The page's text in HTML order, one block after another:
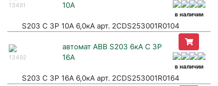
13491
10A
в наличии
S203 C 3P 10A 6,0кА арт. 2CDS253001R0104
13492
автомат ABB S203 6кА C 3P
16A
в наличии
S203 C 3P 16A 6,0кА арт. 2CDS253001R0164